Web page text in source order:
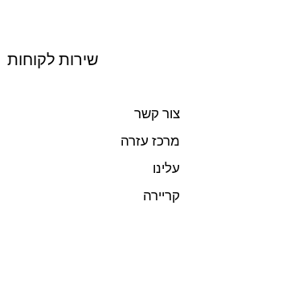
שירות לקוחות
צור קשר
מרכז עזרה
עלינו
קריירה